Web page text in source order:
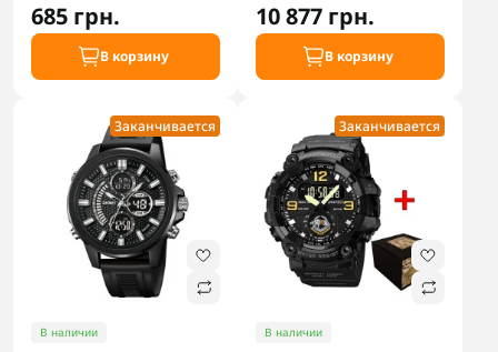
685 грн.
В корзину
10 877 грн.
В корзину
Заканчивается
В наличии
Заканчивается
В наличии